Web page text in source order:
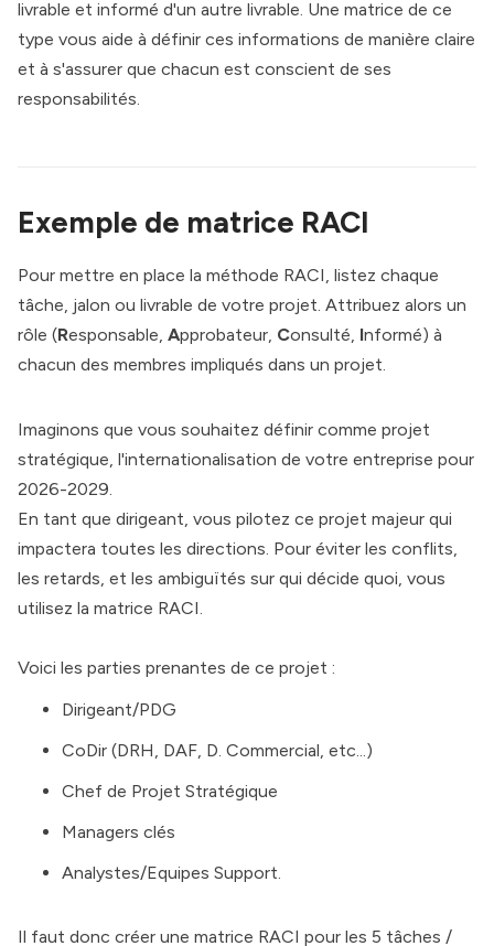
livrable et informé d'un autre livrable. Une matrice de ce
type vous aide à définir ces informations de manière claire
et à s'assurer que chacun est conscient de ses
responsabilités.
Exemple de matrice RACI
Pour mettre en place la méthode RACI, listez chaque
tâche, jalon ou livrable de votre projet. Attribuez alors un
rôle (Responsable, Approbateur, Consulté, Informé) à
chacun des membres impliqués dans un projet.
Imaginons que vous souhaitez définir comme projet
stratégique, l'internationalisation de votre entreprise pour
2026-2029.
En tant que dirigeant, vous pilotez ce projet majeur qui
impactera toutes les directions. Pour éviter les conflits,
les retards, et les ambiguïtés sur qui décide quoi, vous
utilisez la matrice RACI.
Voici les parties prenantes de ce projet :
Dirigeant/PDG
CoDir (DRH, DAF, D. Commercial, etc...)
Chef de Projet Stratégique
Managers clés
Analystes/Equipes Support.
Il faut donc créer une matrice RACI pour les 5 tâches /